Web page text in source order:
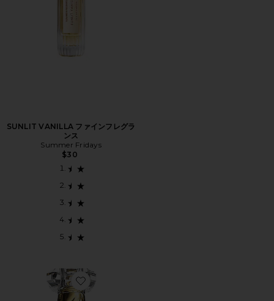
SUNLIT VANILLA ファインフレグラ
ンス
Summer Fridays
$30
Favorite VACATION パフューム